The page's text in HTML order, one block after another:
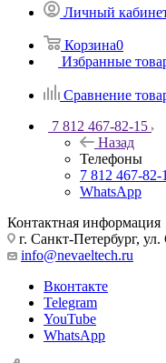
Личный
Корзина0
Избранные
Сравнение
7 812 467-82-15
Назад
Телефоны
7 812 467-82-
WhatsApp
Контактная информация
г. Санкт-Петербург,
info@nevaeltech.ru
Вконтакте
Telegram
YouTube
WhatsApp